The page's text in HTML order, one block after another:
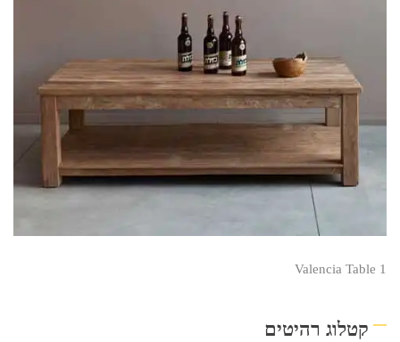
Valencia Table 1
קטלוג רהיטים